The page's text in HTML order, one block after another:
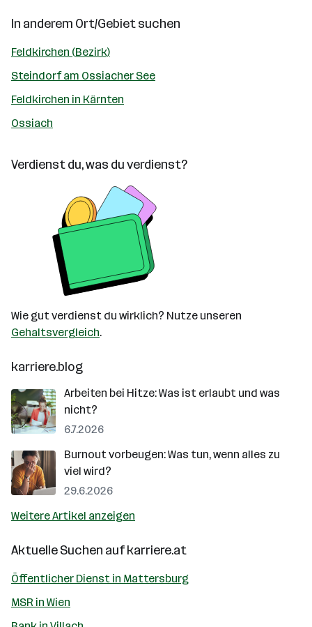
In anderem Ort/Gebiet suchen
Feldkirchen (Bezirk)
Steindorf am Ossiacher See
Feldkirchen in Kärnten
Ossiach
Verdienst du, was du verdienst?
Wie gut verdienst du wirklich? Nutze unseren
Gehaltsvergleich.
karriere.blog
Arbeiten bei Hitze: Was ist erlaubt und was
nicht?
6.7.2026
Burnout vorbeugen: Was tun, wenn alles zu
viel wird?
29.6.2026
Weitere Artikel anzeigen
Aktuelle Suchen aufkarriere.at
Öffentlicher Dienst in Mattersburg
MSR in Wien